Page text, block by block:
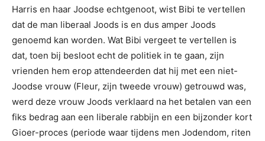
Harris en haar Joodse echtgenoot, wist Bibi te vertellen
dat de man liberaal Joods is en dus amper Joods
genoemd kan worden. Wat Bibi vergeet te vertellen is
dat, toen bij besloot echt de politiek in te gaan, zijn
vrienden hem erop attendeerden dat hij met een niet-
Joodse vrouw (Fleur, zijn tweede vrouw) getrouwd was,
werd deze vrouw Joods verklaard na het betalen van een
fiks bedrag aan een liberale rabbijn en een bijzonder kort
Gioer-proces (periode waar tijdens men Jodendom, riten